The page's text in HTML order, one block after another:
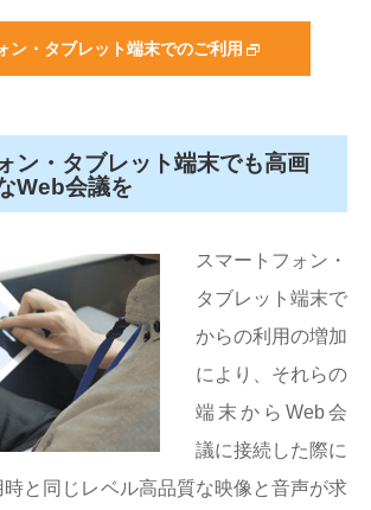
ン・タブレット端末でのご利用
ン・タブレット端末でも高画
Web会議を
スマートフォン・
タブレット端末で
からの利用の増加
により、それらの
端末からWeb会
議に接続した際に
時と同じレベル高品質な映像と音声が求